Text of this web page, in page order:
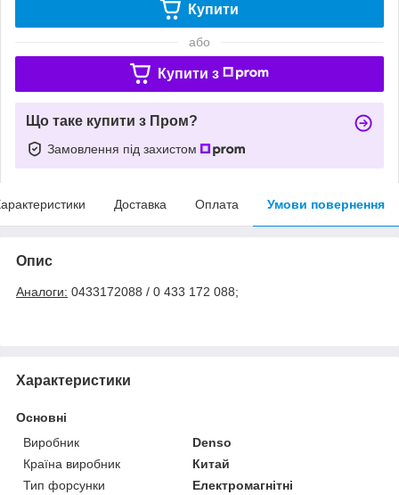
Купити
або
Купити з
Що таке купити з Пром?
Замовлення під захистом
Доставка Оплата Умови повернення
Опис
Аналоги: 0433172088 / 0 433 172 088;
Характеристики
Основні
Виробник
Denso
Країна виробник
Китай
Тип форсунки
Електромагнітні